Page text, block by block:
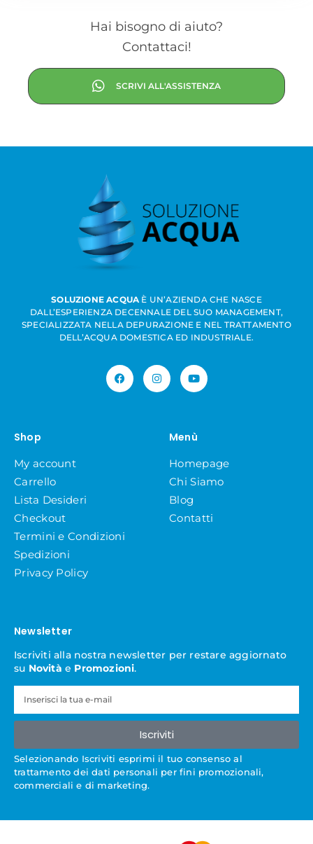
Hai bisogno di aiuto?
Contattaci!
SCRIVI ALL'ASSISTENZA
SOLUZIONE ACQUA È UN’AZIENDA CHE NASCE
DALL’ESPERIENZA DECENNALE DEL SUO MANAGEMENT,
SPECIALIZZATA NELLA DEPURAZIONE E NEL TRATTAMENTO
DELL’ACQUA DOMESTICA ED INDUSTRIALE.
Shop
My account
Carrello
Lista Desideri
Checkout
Termini e Condizioni
Spedizioni
Privacy Policy
Menù
Homepage
Chi Siamo
Blog
Contatti
Newsletter
Iscriviti alla nostra newsletter per restare aggiornato
su Novità e Promozioni.
Iscriviti
Selezionando Iscriviti esprimi il tuo consenso al
trattamento dei dati personali per fini promozionali,
commerciali e di marketing.